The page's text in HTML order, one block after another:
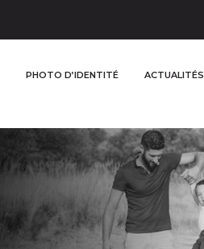
PHOTO D’IDENTITÉ ACTUALITÉS